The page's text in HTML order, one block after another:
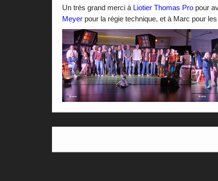
Un très grand merci à Liotier Thomas Pro pour
Meyer pour la régie technique, et à Marc pour